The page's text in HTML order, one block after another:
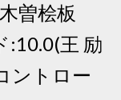
曽桧板
:10.0(王 励
ントロー